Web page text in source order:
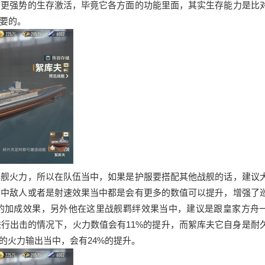
强势的生存激活，毕竟它各方面的功能里面，其实生存能力是比
的。
火力，所以在队伍当中，如果是护服要搭配其他战舰的话，建议
敌人或者是射速效果当中都是会有更多的数值可以提升，增强了
成效果，另外他在这里战舰羁绊效果当中，建议是跟皇家方舟
出击的情况下，火力数值会有11%的提升，而絮库夫它自身是耐
力输出当中，会有24%的提升。